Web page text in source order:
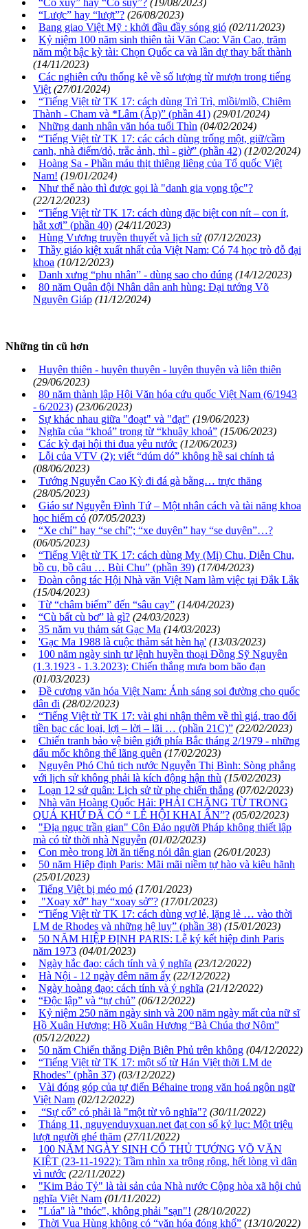
“Lược” hay “lượt”? (26/08/2023)
Bang giao Việt Mỹ : khởi đầu đầy sóng gió (02/11/2023)
Kỷ niệm 100 năm sinh thiên tài Văn Cao: Văn Cao, trăm
năm một bậc kỳ tài: Chọn Quốc ca và lần dự thay bất thành
(14/11/2023)
Các nghiên cứu thống kê về số lượng từ mượn trong tiếng
Việt (27/01/2024)
“Tiếng Việt từ TK 17: cách dùng Trì Trì, mlồi/mlồ, Chiêm
Thành - Cham và *Lâm (Ấp)” (phần 41) (29/01/2024)
Những danh nhân văn hóa tuổi Thìn (04/02/2024)
“Tiếng Việt từ TK 17: các cách dùng trống một, giữ/cầm
canh, nhà điếm/dỏ, trắc ảnh, thì - giờ” (phần 42) (12/02/2024)
Hoàng Sa - Phần máu thịt thiêng liêng của Tổ quốc Việt
Nam! (19/01/2024)
Như thế nào thì được gọi là "danh gia vọng tộc"?
(22/12/2023)
“Tiếng Việt từ TK 17: cách dùng đặc biệt con nít – con ít,
hắt xơi” (phần 40) (24/11/2023)
Hùng Vương truyền thuyết và lịch sử (07/12/2023)
Thầy giáo kiệt xuất nhất của Việt Nam: Có 74 học trò đỗ đại
khoa (10/12/2023)
Danh xưng “phu nhân” - dùng sao cho đúng (14/12/2023)
80 năm Quân đội Nhân dân anh hùng: Đại tướng Võ
Nguyên Giáp (11/12/2024)
Những tin cũ hơn
Huyên thiên - huyên thuyên - luyên thuyên và liên thiên
(29/06/2023)
80 năm thành lập Hội Văn hóa cứu quốc Việt Nam (6/1943
- 6/2023) (23/06/2023)
Sự khác nhau giữa "đoạt" và "đạt" (19/06/2023)
Nghĩa của “khoả” trong từ “khuây khoả” (15/06/2023)
Các kỳ đại hội thi đua yêu nước (12/06/2023)
Lỗi của VTV (2): viết “dúm dó” không hề sai chính tả
(08/06/2023)
Tướng Nguyễn Cao Kỳ đi đá gà bằng… trực thăng
(28/05/2023)
Giáo sư Nguyễn Đình Tứ – Một nhân cách và tài năng khoa
học hiếm có (07/05/2023)
“Xe chỉ” hay “se chỉ”; “xe duyên” hay “se duyên”…?
(06/05/2023)
“Tiếng Việt từ TK 17: cách dùng Mỵ (Mị) Chu, Diễn Chu,
bồ cu, bồ câu … Bùi Chu” (phần 39) (17/04/2023)
Đoàn công tác Hội Nhà văn Việt Nam làm việc tại Đắk Lắk
(15/04/2023)
Từ “châm biếm” đến “sâu cay” (14/04/2023)
“Cù bất cù bơ” là gì? (24/03/2023)
35 năm vụ thảm sát Gạc Ma (14/03/2023)
'Gạc Ma 1988 là cuộc thảm sát hèn hạ' (13/03/2023)
100 năm ngày sinh tư lệnh huyền thoại Đồng Sỹ Nguyên
(1.3.1923 - 1.3.2023): Chiến thắng mưa bom bão đạn
(01/03/2023)
Đề cương văn hóa Việt Nam: Ánh sáng soi đường cho quốc
dân đi (28/02/2023)
“Tiếng Việt từ TK 17: vài ghi nhận thêm về thì giá, trao đổi
tiền bạc các loại, lợi – lời – lãi … (phần 21C)” (22/02/2023)
Chiến tranh bảo vệ biên giới phía Bắc tháng 2/1979 - những
dấu mốc không thể lãng quên (17/02/2023)
Nguyên Phó Chủ tịch nước Nguyễn Thị Bình: Sòng phẳng
với lịch sử không phải là kích động hận thù (15/02/2023)
Loạn 12 sứ quân: Lịch sử từ phe chiến thắng (07/02/2023)
Nhà văn Hoàng Quốc Hải: PHẢI CHĂNG TỪ TRONG
QUÁ KHỨ ĐÃ CÓ “ LỄ HỘI KHAI ẤN”? (05/02/2023)
"Địa ngục trần gian" Côn Đảo người Pháp không thiết lập
mà có từ thời nhà Nguyễn (01/02/2023)
Con mèo trong lời ăn tiếng nói dân gian (26/01/2023)
50 năm Hiệp định Paris: Mãi mãi niềm tự hào và kiêu hãnh
(25/01/2023)
Tiếng Việt bị méo mó (17/01/2023)
"Xoay xở” hay “xoay sở”? (17/01/2023)
“Tiếng Việt từ TK 17: cách dùng vợ lẻ, lặng lẻ … vào thời
LM de Rhodes và những hệ luỵ” (phần 38) (15/01/2023)
50 NĂM HIỆP ĐỊNH PARIS: Lễ ký kết hiệp đinh Paris
năm 1973 (04/01/2023)
Ngày hắc đạo: cách tính và ý nghĩa (23/12/2022)
Hà Nội - 12 ngày đêm năm ấy (22/12/2022)
Ngày hoàng đạo: cách tính và ý nghĩa (21/12/2022)
“Độc lập” và “tự chủ” (06/12/2022)
Kỷ niệm 250 năm ngày sinh và 200 năm ngày mất của nữ sĩ
Hồ Xuân Hương: Hồ Xuân Hương “Bà Chúa thơ Nôm”
(05/12/2022)
50 năm Chiến thắng Điện Biên Phủ trên không (04/12/2022)
“Tiếng Việt từ TK 17: một số từ Hán Việt thời LM de
Rhodes” (phần 37) (03/12/2022)
Vài đóng góp của tự điển Béhaine trong văn hoá ngôn ngữ
Việt Nam (02/12/2022)
“Sự cố” có phải là "một từ vô nghĩa"? (30/11/2022)
Tháng 11, nguyenduyxuan.net đạt con số kỷ lục: Một triệu
lượt người ghé thăm (27/11/2022)
100 NĂM NGÀY SINH CỐ THỦ TƯỚNG VÕ VĂN
KIỆT (23-11-1922): Tầm nhìn xa trông rộng, hết lòng vì dân
vì nước (22/11/2022)
"Kim Bảo Tỷ" là tài sản của Nhà nước Cộng hòa xã hội chủ
nghĩa Việt Nam (01/11/2022)
"Lúa" là "thóc", không phải "sạn"! (28/10/2022)
Thời Vua Hùng không có “văn hóa đóng khố” (13/10/2022)